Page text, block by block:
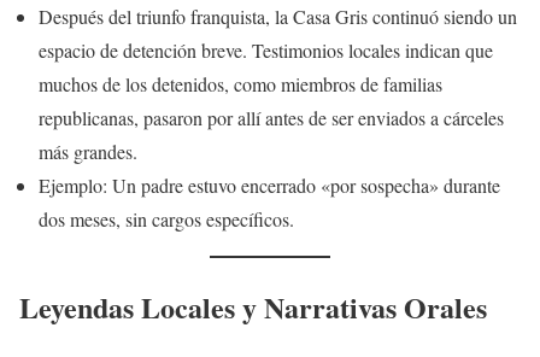
Después del triunfo franquista, la Casa Gris continuó siendo un
espacio de detención breve. Testimonios locales indican que
muchos de los detenidos, como miembros de familias
republicanas, pasaron por allí antes de ser enviados a cárceles
más grandes.
Ejemplo: Un padre estuvo encerrado «por sospecha» durante
dos meses, sin cargos específicos.
Leyendas Locales y Narrativas Orales